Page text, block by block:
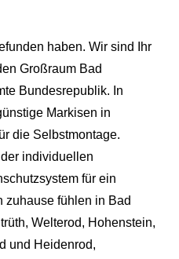
haben. Wir sind Ihr
Großraum Bad
Bundesrepublik. In
Markisen in
die Selbstmontage.
individuellen
für ein
zuhause fühlen in Bad
Welterod, Hohenstein,
und Heidenrod,